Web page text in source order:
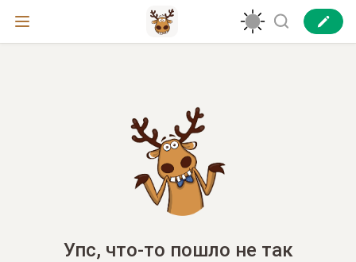
Упс, что-то пошло не так